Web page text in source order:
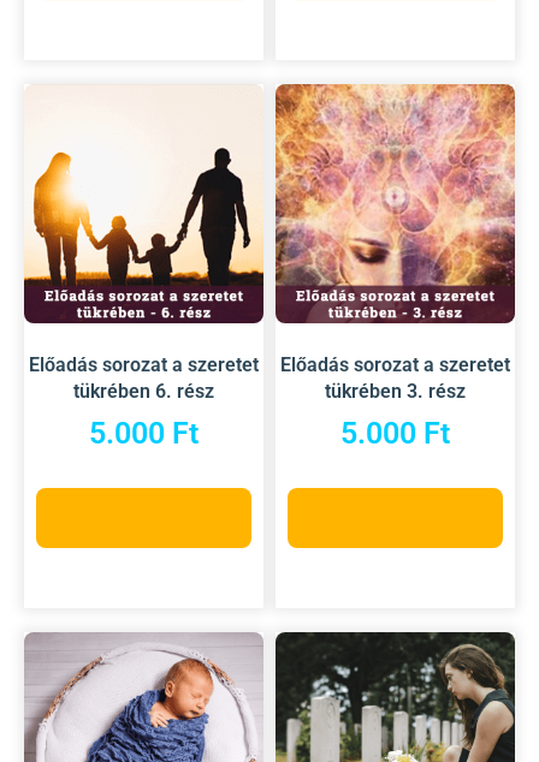
Előadás sorozat a szeretet
tükrében 6. rész
5.000 Ft
Előadás sorozat a szeretet
tükrében 3. rész
5.000 Ft